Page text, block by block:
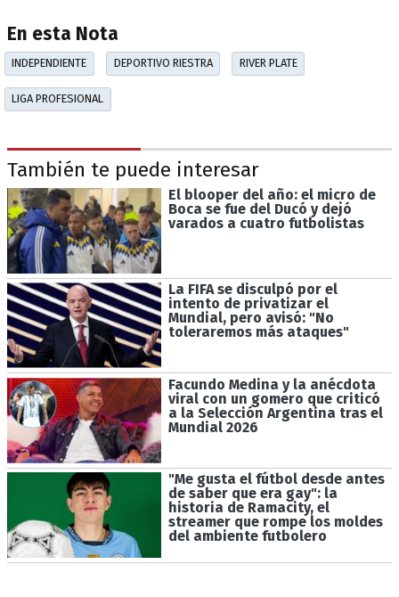
En esta Nota
INDEPENDIENTE DEPORTIVO RIESTRA RIVER PLATE
LIGA PROFESIONAL
También te puede interesar
El blooper del año: el micro de
Boca se fue del Ducó y dejó
varados a cuatro futbolistas
La FIFA se disculpó por el
intento de privatizar el
Mundial, pero avisó: "No
toleraremos más ataques"
Facundo Medina y la anécdota
viral con un gomero que criticó
a la Selección Argentina tras el
Mundial 2026
"Me gusta el fútbol desde antes
de saber que era gay": la
historia de Ramacity, el
streamer que rompe los moldes
del ambiente futbolero